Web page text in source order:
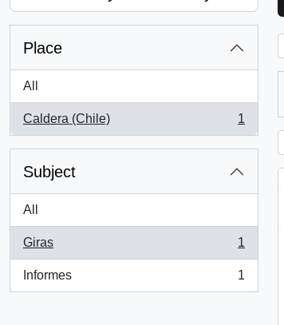
Place
All
Caldera (Chile)
, 1 results
1
Subject
All
Giras
, 1 results
1
Informes
, 1 results
1